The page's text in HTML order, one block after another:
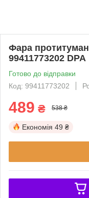
Фара
99411773202 DPA
Готово до відправки
Код: 99411773202
489 ₴ 538 ₴
Економія 49 ₴